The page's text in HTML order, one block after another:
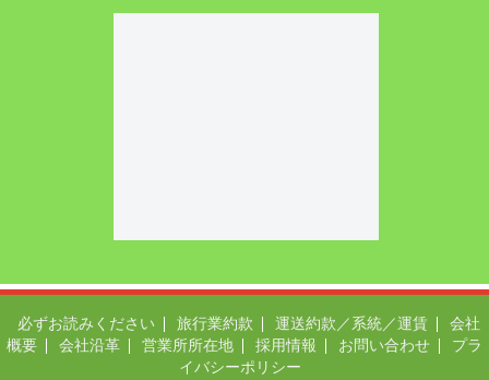
必ずお読みください 旅行業約款 運送約款／系統／運賃
会社
概要
会社沿革 営業所所在地 採用情報 お問い合わせ
プラ
イバシーポリシー